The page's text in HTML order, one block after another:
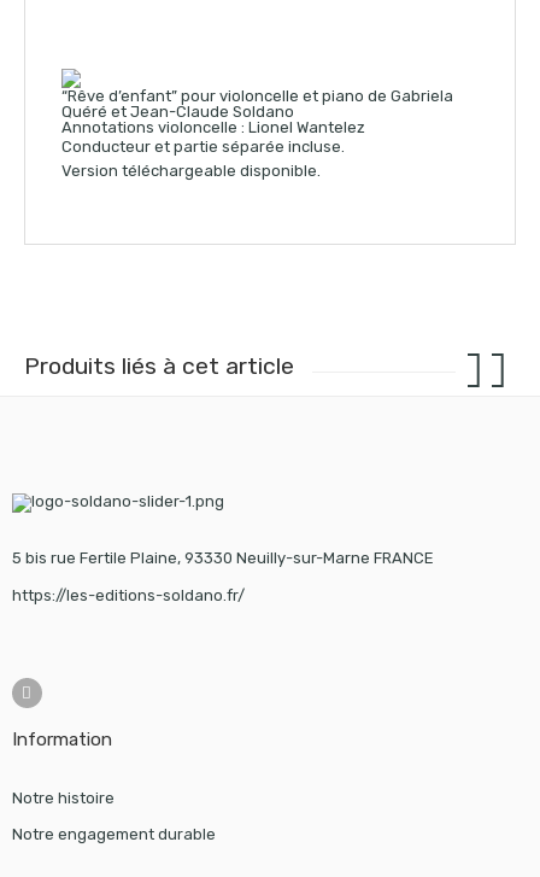
“Rêve d’enfant” pour violoncelle et piano de Gabriela
Quéré et Jean-Claude Soldano
Annotations violoncelle : Lionel Wantelez
Conducteur et partie séparée incluse.
Version téléchargeable disponible.
Produits liés à cet article
5 bis rue Fertile Plaine, 93330 Neuilly-sur-Marne FRANCE
https://les-editions-soldano.fr/
Information
Notre histoire
Notre engagement durable